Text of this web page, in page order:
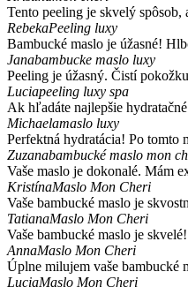
Tento peeling je skvelý spôsob,
RebekaPeeling luxy
Bambucké maslo je úžasné!
Janabambucke maslo luxy
Peeling je úžasný. Čistí
Luciapeeling luxy spa
Ak hľadáte najlepšie
Michaelamaslo luxy
Perfektná hydratácia! Po tomto
Zuzanabambucké maslo mon
Vaše maslo je dokonalé. Mám
KristínaMaslo Mon Cheri
Vaše bambucké maslo je
TatianaMaslo Mon Cheri
Vaše bambucké maslo je
AnnaMaslo Mon Cheri
Úplne milujem vaše bambucké
LuciaMaslo Mon Cheri